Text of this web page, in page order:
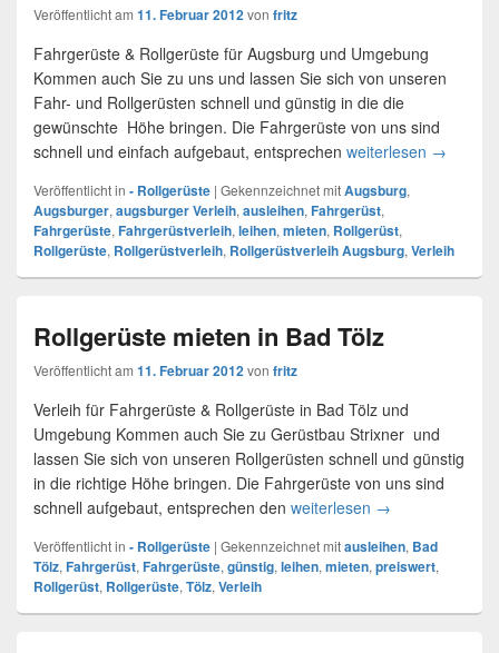
Veröffentlicht am 11. Februar 2012von fritz
Fahrgerüste & Rollgerüste für Augsburg und Umgebung
Kommen auch Sie zu uns und lassen Sie sich von unseren
Fahr- und Rollgerüsten schnell und günstig in die die
gewünschte Höhe bringen. Die Fahrgerüste von uns sind
schnell und einfach aufgebaut, entsprechen weiterlesen →
Veröffentlicht in - Rollgerüste | Gekennzeichnet mitAugsburg,
Augsburger, augsburger Verleih, ausleihen, Fahrgerüst,
Fahrgerüste, Fahrgerüstverleih, leihen, mieten, Rollgerüst,
Rollgerüste, Rollgerüstverleih, Rollgerüstverleih Augsburg, Verleih
Rollgerüste mieten in Bad Tölz
Veröffentlicht am 11. Februar 2012von fritz
Verleih für Fahrgerüste & Rollgerüste in Bad Tölz und
Umgebung Kommen auch Sie zu Gerüstbau Strixner und
lassen Sie sich von unseren Rollgerüsten schnell und günstig
in die richtige Höhe bringen. Die Fahrgerüste von uns sind
schnell aufgebaut, entsprechen den weiterlesen Rollgerüste
→
Veröffentlicht in - Rollgerüste | Gekennzeichnet mitausleihen, Bad
Tölz, Fahrgerüst, Fahrgerüste, günstig, leihen, mieten, preiswert,
Rollgerüst, Rollgerüste, Tölz, Verleih